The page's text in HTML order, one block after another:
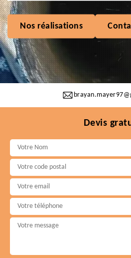
Nos réalisations
Devis